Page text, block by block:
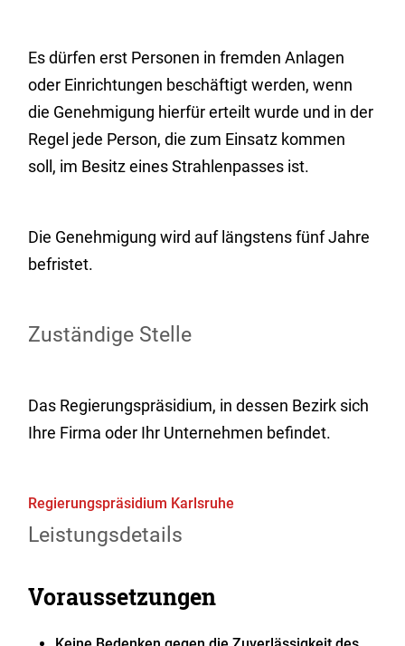
Es dürfen erst Personen in fremden Anlagen
oder Einrichtungen beschäftigt werden, wenn
die Genehmigung hierfür erteilt wurde und in der
Regel jede Person, die zum Einsatz kommen
soll, im Besitz eines Strahlenpasses ist.
Die Genehmigung wird auf längstens fünf Jahre
befristet.
Zuständige Stelle
Das Regierungspräsidium, in dessen Bezirk sich
Ihre Firma oder Ihr Unternehmen befindet.
Regierungspräsidium Karlsruhe
Leistungsdetails
Voraussetzungen